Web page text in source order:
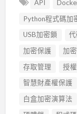
API
Python程式碼加
USB加密鎖
加密保護
加
存取管理
授
智慧財產權保護
白盒加密演算法